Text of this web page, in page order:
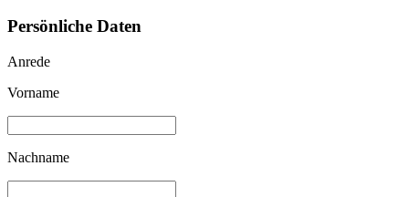
Persönliche Daten
Anrede
Vorname
Nachname